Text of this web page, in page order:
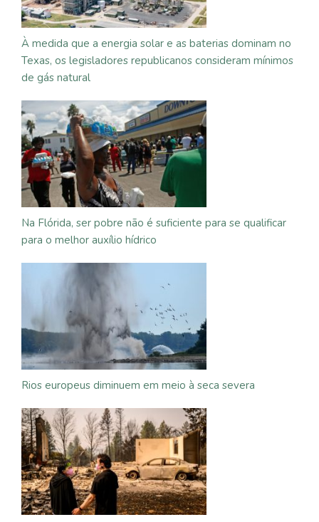
À medida que a energia solar e as baterias dominam no
Texas, os legisladores republicanos consideram mínimos
de gás natural
Na Flórida, ser pobre não é suficiente para se qualificar
para o melhor auxílio hídrico
Rios europeus diminuem em meio à seca severa